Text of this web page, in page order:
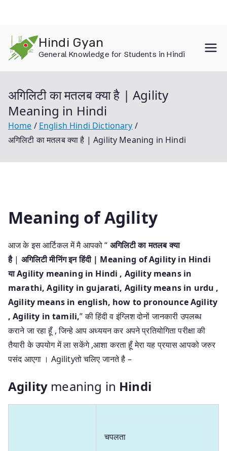
content
Hindi Gyan
General Knowledge for Students in Hindi
अगिलिटी का मतलब क्या है | Agility
Meaning in Hindi
Home
English Hindi Dictionary
अगिलिटी का मतलब क्या है | Agility Meaning in Hindi
Meaning of Agility
आज के इस आर्टिकल में मै आपको “ अगिलिटी का मतलब क्या
है| अगिलिटी मीनिंग इन हिंदी | Meaning of Agility in Hindi
या Agility meaning in Hindi , Agility means in
marathi, Agility in gujarati, Agility means in urdu ,
Agility means in english, how to pronounce Agility
, Agility in tamili,” की हिंदी व इंग्लिश दोनों जानकारी उपलब्ध
कराने जा रहा हूँ , जिन्हे आप अध्ययन कर अपने प्रतियोगिता परीक्षा की
तैयारी के उपयोग में ला सकेंगे ,आशा करता हूँ मेरा यह प्रयास आपको जरुर
पसंद आएगा । Agilityतो चलिए जानते है –
Agility meaning in Hindi
चपलता